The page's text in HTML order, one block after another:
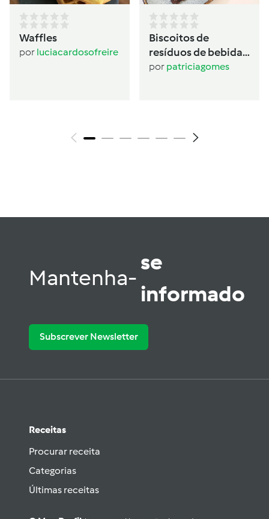
Waffles
por luciacardosofreire
Biscoitos de
resíduos de bebida
de aveia
por patriciagomes
Mantenha-
se
informado
Subscrever Newsletter
Receitas
Procurar receita
Categorias
Últimas receitas